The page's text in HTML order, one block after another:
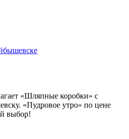
«Шляпные коробки» с
«Пудровое утро» по цене
выбор!